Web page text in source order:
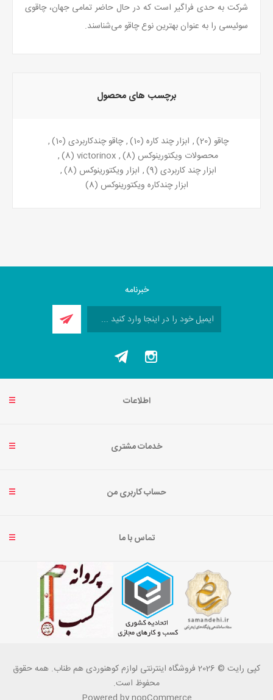
شرکت به حدی فراگیر است که در حال حاضر تمامی جهان، چاقوی
سوئیسی را به عنوان بهترین نوع چاقو می‌شناسند.
برچسب های محصول
چاقو (20)
, ابزار چند کاره (10)
, چاقو چندکاربردی (10)
,
محصولات ویکتورینوکس (8)
,
victorinox
(8)
,
ابزار چند کاربردی (9)
, ابزار ویکتورینوکس (8)
,
ابزار چندکاره ویکتورینوکس (8)
خبرنامه
اطلاعات
خدمات مشتری
حساب کاربری من
تماس با ما
کپی رایت © 2026 فروشگاه اینترنتی لوازم کوهنوردی هم طناب. همه حقوق
محفوظ است.